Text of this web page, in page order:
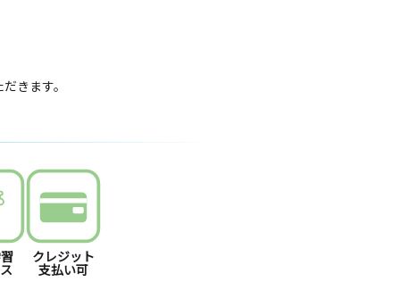
きます。
クレジット
支払い可